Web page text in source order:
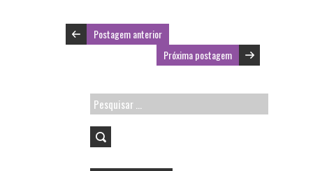
Postagem anterior
Próxima postagem
Pesquisar
por: